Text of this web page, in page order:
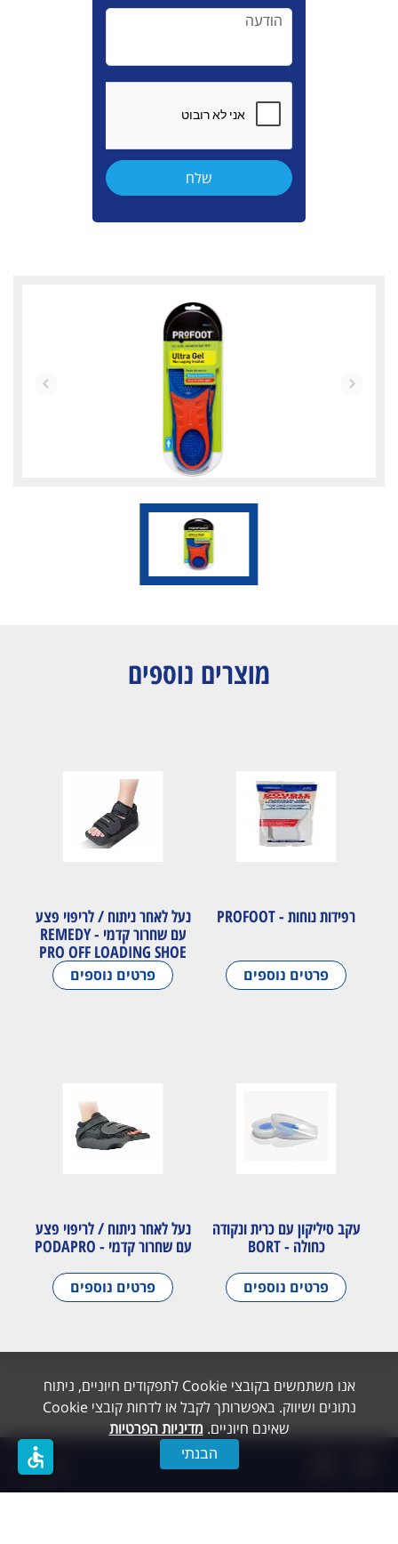
אנו משתמשים בקובצי Cookie לתפקודים חיוניים, ניתוח
נתונים ושיווק. באפשרותך לקבל או לדחות קובצי Cookie
שאינם חיוניים. מדיניות הפרטיות
הבנתי
מוצרים נוספים
רפידות נוחות - PROFOOT
פרטים נוספים
נעל לאחר ניתוח / לריפוי פצע
עם שחרור קדמי - REMEDY
PRO OFF LOADING SHOE
פרטים נוספים
עקב סיליקון עם כרית ונקודה
כחולה - BORT
פרטים נוספים
נעל לאחר ניתוח / לריפוי פצע
עם שחרור קדמי - PODAPRO
פרטים נוספים
accessible